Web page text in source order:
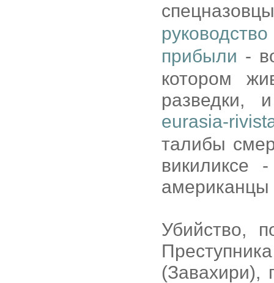
прибыли -
котором
разведки,
eurasia-
талибы
викиликсе
американцы
Убийство,
(Завахири),